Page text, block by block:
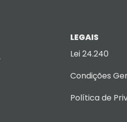
LEGAIS
Lei 24.240
Condições
Política de